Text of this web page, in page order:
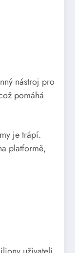
nástroj pro
pomáhá
je trápí.
platformě,